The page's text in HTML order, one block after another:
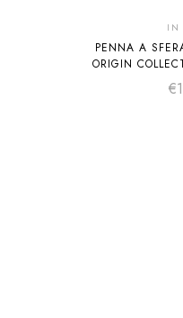
IN
PENNA A
ORIGIN
€